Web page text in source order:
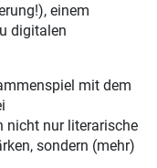
einem
digitalen
mit dem
nicht nur literarische
sondern (mehr)